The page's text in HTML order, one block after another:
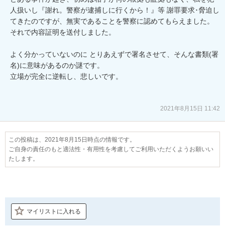
人扱いし『謝れ。警察が逮捕しに行くから！』等 謝罪要求･脅迫し
てきたのですが、無実であることを警察に認めてもらえました。
それで内容証明を送付しました。
よく分かっていないのに とりあえずで署名させて、そんな書類(署
名)に意味があるのか謎です。
立場が完全に逆転し、悲しいです。
2021年8月15日 11:42
この投稿は、2021年8月15日時点の情報です。
ご自身の責任のもと適法性・有用性を考慮してご利用いただくようお願いい
たします。
マイリストに入れる